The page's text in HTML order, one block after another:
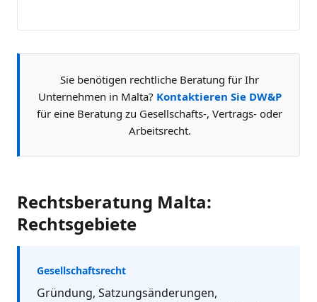
Sie benötigen rechtliche Beratung für Ihr
Unternehmen in Malta? Kontaktieren Sie DW&P
für eine Beratung zu Gesellschafts-, Vertrags- oder
Arbeitsrecht.
Rechtsberatung Malta:
Rechtsgebiete
Gesellschaftsrecht
Gründung, Satzungsänderungen,